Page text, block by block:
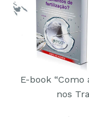
E-book
nos